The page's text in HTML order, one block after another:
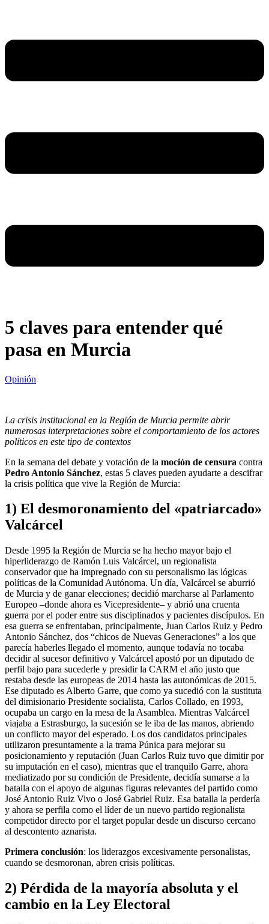
5 claves para entender qué
pasa en Murcia
Opinión
La crisis institucional en la Región de Murcia permite abrir
numerosas interpretaciones sobre el comportamiento de los actores
políticos en este tipo de contextos
En la semana del debate y votación de la moción de censura contra
Pedro Antonio Sánchez, estas 5 claves pueden ayudarte a descifrar
la crisis política que vive la Región de Murcia:
1) El desmoronamiento del «patriarcado»
Valcárcel
Desde 1995 la Región de Murcia se ha hecho mayor bajo el
hiperliderazgo de Ramón Luis Valcárcel, un regionalista
conservador que ha impregnado con su personalismo las lógicas
políticas de la Comunidad Autónoma. Un día, Valcárcel se aburrió
de Murcia y de ganar elecciones; decidió marcharse al Parlamento
Europeo –donde ahora es Vicepresidente– y abrió una cruenta
guerra por el poder entre sus disciplinados y pacientes discípulos. En
esa guerra se enfrentaban, principalmente, Juan Carlos Ruiz y Pedro
Antonio Sánchez, dos “chicos de Nuevas Generaciones” a los que
parecía haberles llegado el momento, aunque todavía no tocaba
decidir al sucesor definitivo y Valcárcel apostó por un diputado de
perfil bajo para sucederle y presidir la CARM el año justo que
restaba desde las europeas de 2014 hasta las autonómicas de 2015.
Ese diputado es Alberto Garre, que como ya sucedió con la sustituta
del dimisionario Presidente socialista, Carlos Collado, en 1993,
ocupaba un cargo en la mesa de la Asamblea. Mientras Valcárcel
viajaba a Estrasburgo, la sucesión se le iba de las manos, abriendo
un conflicto mayor del esperado. Los dos candidatos principales
utilizaron presuntamente a la trama Púnica para mejorar su
posicionamiento y reputación (Juan Carlos Ruiz tuvo que dimitir por
su imputación en el caso), mientras que el tranquilo Garre, ahora
mediatizado por su condición de Presidente, decidía sumarse a la
batalla con el apoyo de algunas figuras relevantes del partido como
José Antonio Ruiz Vivo o José Gabriel Ruiz. Esa batalla la perdería
y ahora se perfila como el líder de un nuevo partido regionalista
competidor directo por el target popular desde un discurso cercano
al descontento aznarista.
Primera conclusión: los liderazgos excesivamente personalistas,
cuando se desmoronan, abren crisis políticas.
2) Pérdida de la mayoría absoluta y el
cambio en la Ley Electoral